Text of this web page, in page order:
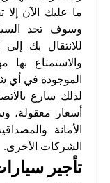
ما عليك الآن
وسوف تجد
للانتقال بك
والاستمتاع بها
الموجودة في أي
لذلك سارع
أسعار معقولة،
الأمانة
الشركات الأخرى.
تأجير